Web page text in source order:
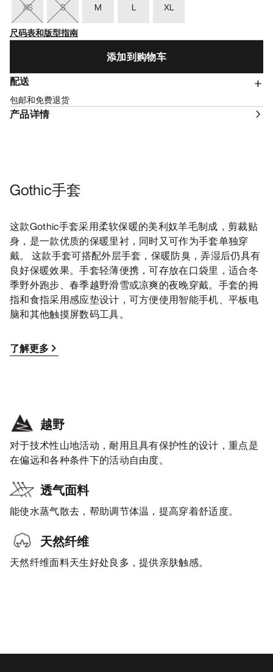
XS S M L
XL
尺码表和版型指南
添加到购物车
配送
包邮和免费退货
产品详情
Gothic手套
这款Gothic手套采用柔软保暖的美利奴羊毛制成，剪裁贴
身，是一款优质的保暖里衬，同时又可作为手套单独穿
戴。 这款手套可搭配外层手套，保暖防臭，弄湿后仍具有
良好保暖效果。手套轻薄便携，可存放在口袋里，适合冬
季野外跑步、春季越野滑雪或凉爽的夜晚穿戴。手套的拇
指和食指采用感应垫设计，可方便使用智能手机、平板电
脑和其他触摸屏数码工具。
了解更多
越野
对于技术性山地活动，耐用且具有保护性的设计，重点是
在偏远和各种条件下的活动自由度。
透气面料
能使水蒸气散去，帮助调节体温，提高穿着舒适度。
天然纤维
天然纤维面料天生好处良多，提供亲肤触感。